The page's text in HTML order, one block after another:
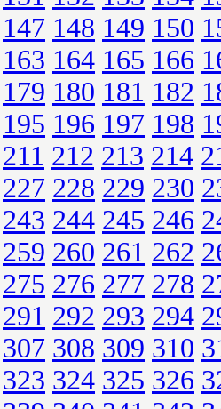
147 148 149 150
163 164 165 166
179 180 181 182
195 196 197 198
211 212 213 214
227 228 229 230
243 244 245 246
259 260 261 262
275 276 277 278
291 292 293 294
307 308 309 310
323 324 325 326